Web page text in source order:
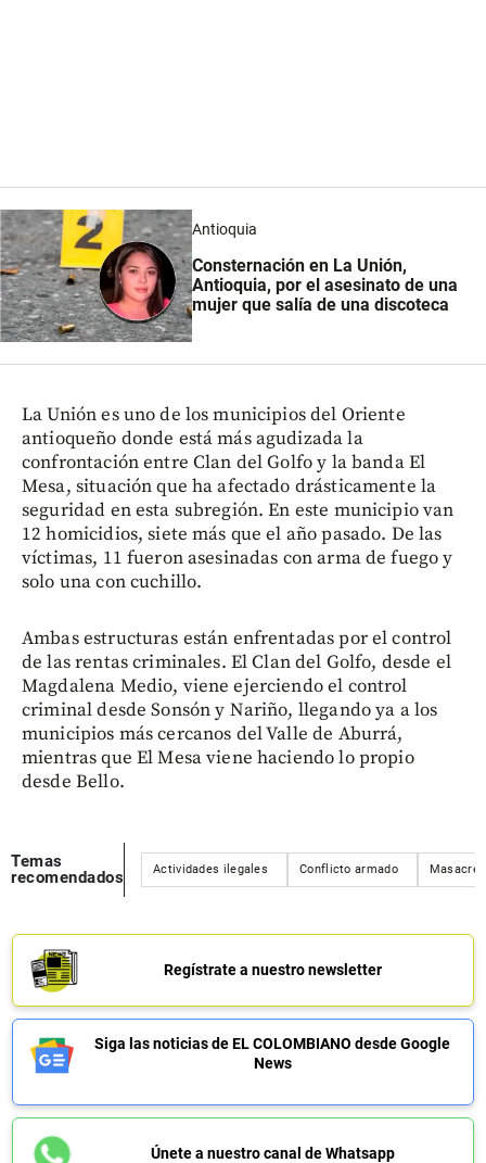
Antioquia
Consternación en La Unión,
Antioquia, por el asesinato de una
mujer que salía de una discoteca
La Unión es uno de los municipios del Oriente
antioqueño donde está más agudizada la
confrontación entre Clan del Golfo y la banda El
Mesa, situación que ha afectado drásticamente la
seguridad en esta subregión. En este municipio van
12 homicidios, siete más que el año pasado. De las
víctimas, 11 fueron asesinadas con arma de fuego y
solo una con cuchillo.
Ambas estructuras están enfrentadas por el control
de las rentas criminales. El Clan del Golfo, desde el
Magdalena Medio, viene ejerciendo el control
criminal desde Sonsón y Nariño, llegando ya a los
municipios más cercanos del Valle de Aburrá,
mientras que El Mesa viene haciendo lo propio
desde Bello.
Temas
recomendados
Actividades ilegales Conflicto armado Masacres
Regístrate a nuestro newsletter
Siga las noticias de EL COLOMBIANO desde Google
News
Únete a nuestro canal de Whatsapp